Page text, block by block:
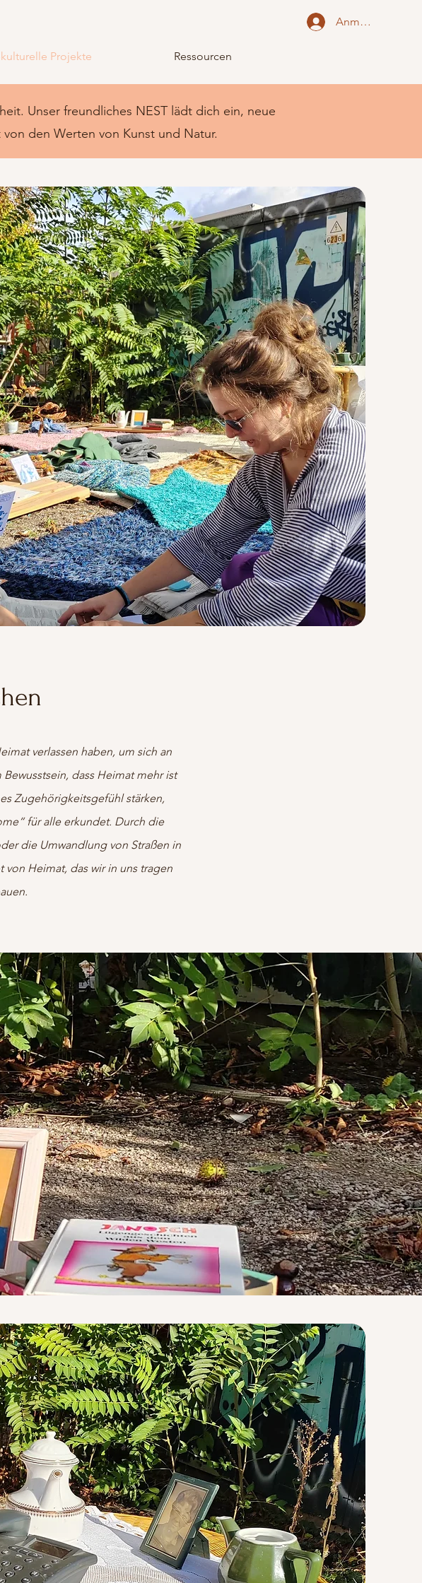
Anmelden
Projekte Ressourcen
Unser freundliches NEST lädt dich ein, neue
den Werten von Kunst und Natur.
verlassen haben, um sich an
dass Heimat mehr ist
Zugehörigkeitsgefühl stärken,
für alle erkundet. Durch die
die Umwandlung von Straßen in
Heimat, das wir in uns tragen